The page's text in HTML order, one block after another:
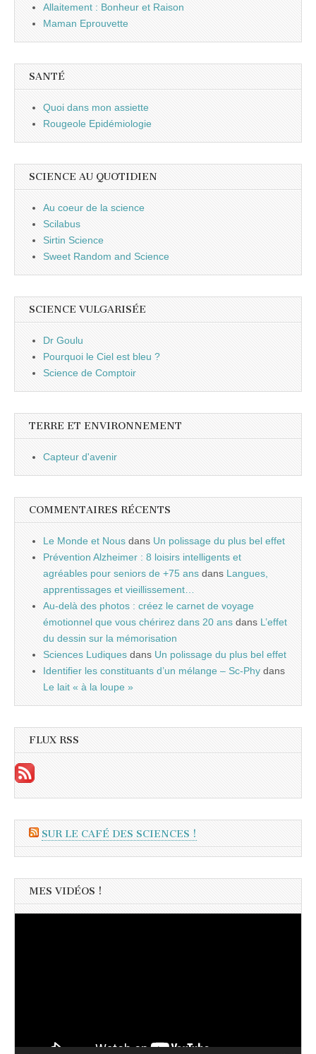
Allaitement : Bonheur et Raison
Maman Eprouvette
SANTÉ
Quoi dans mon assiette
Rougeole Epidémiologie
SCIENCE AU QUOTIDIEN
Au coeur de la science
Scilabus
Sirtin Science
Sweet Random and Science
SCIENCE VULGARISÉE
Dr Goulu
Pourquoi le Ciel est bleu ?
Science de Comptoir
TERRE ET ENVIRONNEMENT
Capteur d'avenir
COMMENTAIRES RÉCENTS
Le Monde et Nous dans Un polissage du plus bel effet
Prévention Alzheimer : 8 loisirs intelligents et
agréables pour seniors de +75 ans dans Langues,
apprentissages et vieillissement…
Au-delà des photos : créez le carnet de voyage
émotionnel que vous chérirez dans 20 ans dans L’effet
du dessin sur la mémorisation
Sciences Ludiques dans Un polissage du plus bel effet
Identifier les constituants d’un mélange – Sc-Phy dans
Le lait « à la loupe »
FLUX RSS
SUR LE CAFÉ DES SCIENCES !
MES VIDÉOS !